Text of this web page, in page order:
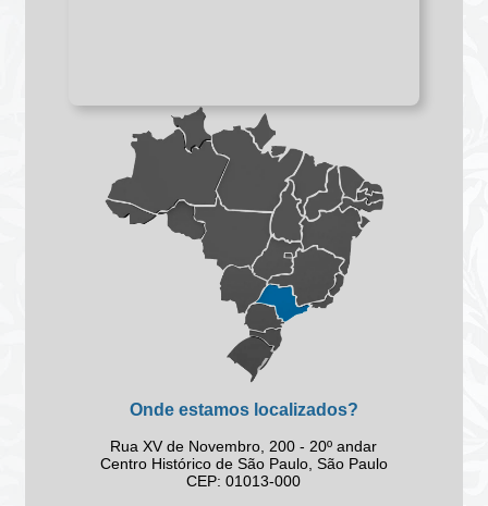
Onde estamos localizados?
Rua XV de Novembro, 200 - 20º andar
Centro Histórico de São Paulo, São Paulo
CEP: 01013-000